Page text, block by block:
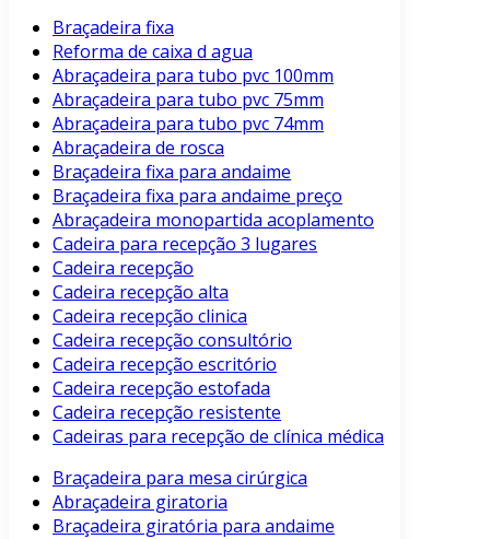
Braçadeira fixa
Reforma de caixa d agua
Abraçadeira para tubo pvc 100mm
Abraçadeira para tubo pvc 75mm
Abraçadeira para tubo pvc 74mm
Abraçadeira de rosca
Braçadeira fixa para andaime
Braçadeira fixa para andaime preço
Abraçadeira monopartida acoplamento
Cadeira para recepção 3 lugares
Cadeira recepção
Cadeira recepção alta
Cadeira recepção clinica
Cadeira recepção consultório
Cadeira recepção escritório
Cadeira recepção estofada
Cadeira recepção resistente
Cadeiras para recepção de clínica médica
Braçadeira para mesa cirúrgica
Abraçadeira giratoria
Braçadeira giratória para andaime